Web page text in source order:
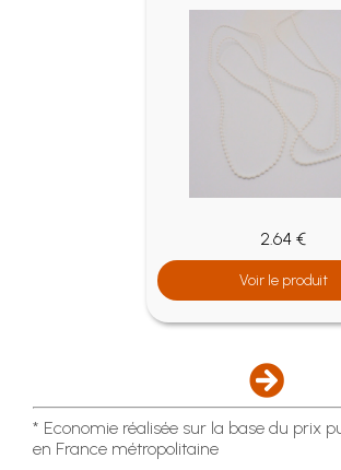
2.64 €
Voir le produit
* Economie réalisée sur la base du prix
en France métropolitaine